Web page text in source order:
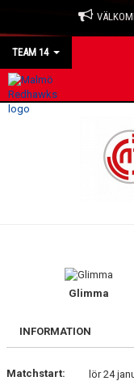
TEAM 14
HEM
BILDGALLERI
KONTAKT
Glimma
INFORMATION
Matchstart:
lör 24